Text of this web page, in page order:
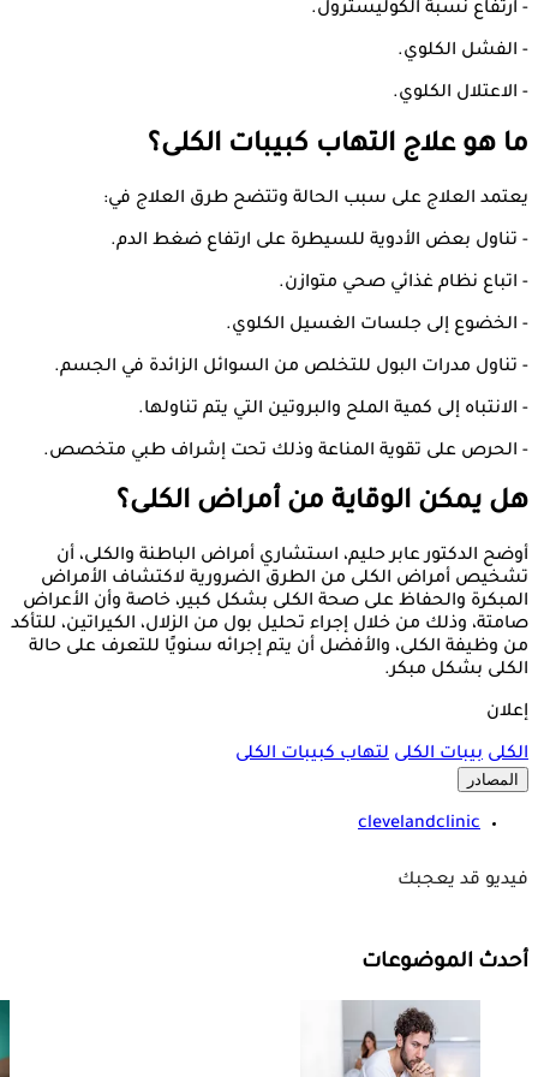
- ارتفاع نسبة الكوليسترول.
- الفشل الكلوي.
- الاعتلال الكلوي.
ما هو علاج التهاب كبيبات الكلى؟
يعتمد العلاج على سبب الحالة وتتضح طرق العلاج في:
- تناول بعض الأدوية للسيطرة على ارتفاع ضغط الدم.
- اتباع نظام غذائي صحي متوازن.
- الخضوع إلى جلسات الغسيل الكلوي.
- تناول مدرات البول للتخلص من السوائل الزائدة في الجسم.
- الانتباه إلى كمية الملح والبروتين التي يتم تناولها.
- الحرص على تقوية المناعة وذلك تحت إشراف طبي متخصص.
هل يمكن الوقاية من أمراض الكلى؟
أوضح الدكتور عابر حليم، استشاري أمراض الباطنة والكلى، أن
تشخيص أمراض الكلى من الطرق الضرورية لاكتشاف الأمراض
المبكرة والحفاظ على صحة الكلى بشكل كبير، خاصة وأن الأعراض
صامتة، وذلك من خلال إجراء تحليل بول من الزلال، الكيراتين، للتأكد
من وظيفة الكلى، والأفضل أن يتم إجرائه سنويًا للتعرف على حالة
الكلى بشكل مبكر.
إعلان
الكلى بيبات الكلى لتهاب كبيبات الكلى
المصادر
clevelandclinic
فيديو قد يعجبك
أحدث الموضوعات